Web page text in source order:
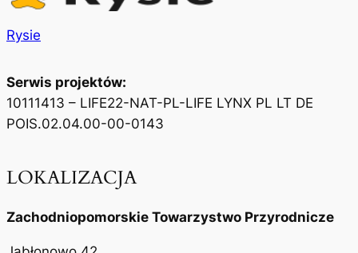
Rysie
Serwis projektów:
10111413 – LIFE22-NAT-PL-LIFE LYNX PL LT DE
POIS.02.04.00-00-0143
LOKALIZACJA
Zachodniopomorskie Towarzystwo Przyrodnicze